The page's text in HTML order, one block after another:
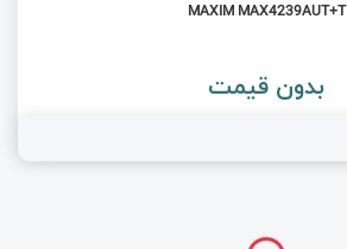
MAXIM MAX4239AUT+T
بدون قیمت